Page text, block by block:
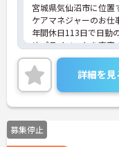
宮城県気仙沼市に位置
ケアマネジャーのお仕
年間休日113日で日勤
めプライベートを充実
入居可能住宅（単身用
すめのポイントです♪
ご興味のある方には、
に詳細をお話しいたし
ださい。
詳細を見
募集停止